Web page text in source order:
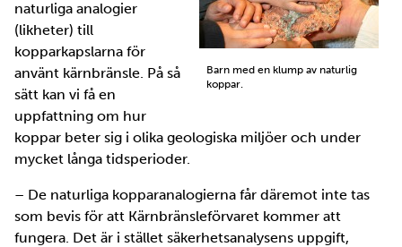
Barn med en klump av naturlig
koppar.
naturliga analogier
(likheter) till
kopparkapslarna för
använt kärnbränsle. På så
sätt kan vi få en
uppfattning om hur
koppar beter sig i olika geologiska miljöer och under
mycket långa tidsperioder.
– De naturliga kopparanalogierna får däremot inte tas
som bevis för att Kärnbränsleförvaret kommer att
fungera. Det är i stället säkerhetsanalysens uppgift,